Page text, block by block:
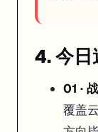
4. 今日
01 ·
覆盖